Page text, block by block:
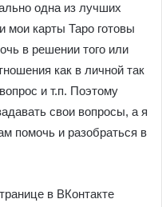
одна из лучших
мои карты Таро готовы
в решении того или
как в личной так
и т.п. Поэтому
свои вопросы, а я
помочь и разобраться в
в ВКонтакте